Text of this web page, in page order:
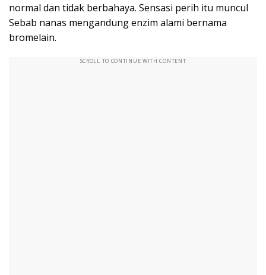
normal dan tidak berbahaya. Sensasi perih itu muncul
Sebab nanas mengandung enzim alami bernama
bromelain.
SCROLL TO CONTINUE WITH CONTENT